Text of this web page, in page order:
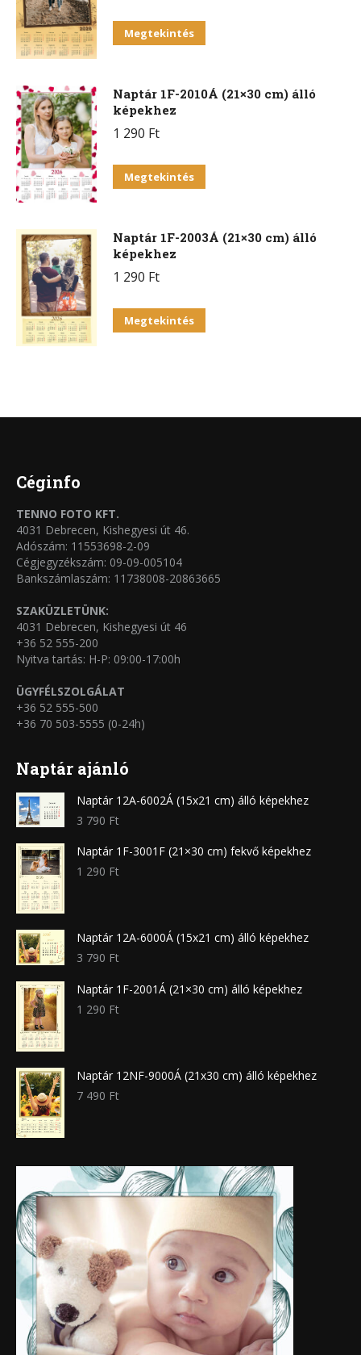
Megtekintés
Naptár 1F-2010Á (21×30 cm) álló
képekhez
1 290 Ft
Megtekintés
Naptár 1F-2003Á (21×30 cm) álló
képekhez
1 290 Ft
Megtekintés
Céginfo
TENNO FOTO KFT.
4031 Debrecen, Kishegyesi út 46.
Adószám: 11553698-2-09
Cégjegyzékszám: 09-09-005104
Bankszámlaszám: 11738008-20863665
SZAKÜZLETÜNK:
4031 Debrecen, Kishegyesi út 46
+36 52 555-200
Nyitva tartás: H-P: 09:00-17:00h
ÜGYFÉLSZOLGÁLAT
+36 52 555-500
+36 70 503-5555 (0-24h)
Naptár ajánló
Naptár 12A-6002Á (15x21 cm) álló képekhez
3 790 Ft
Naptár 1F-3001F (21×30 cm) fekvő képekhez
1 290 Ft
Naptár 12A-6000Á (15x21 cm) álló képekhez
3 790 Ft
Naptár 1F-2001Á (21×30 cm) álló képekhez
1 290 Ft
Naptár 12NF-9000Á (21x30 cm) álló képekhez
7 490 Ft